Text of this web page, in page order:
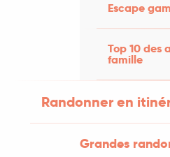
Escape
Top 10 des
famille
Randonner en
Grandes